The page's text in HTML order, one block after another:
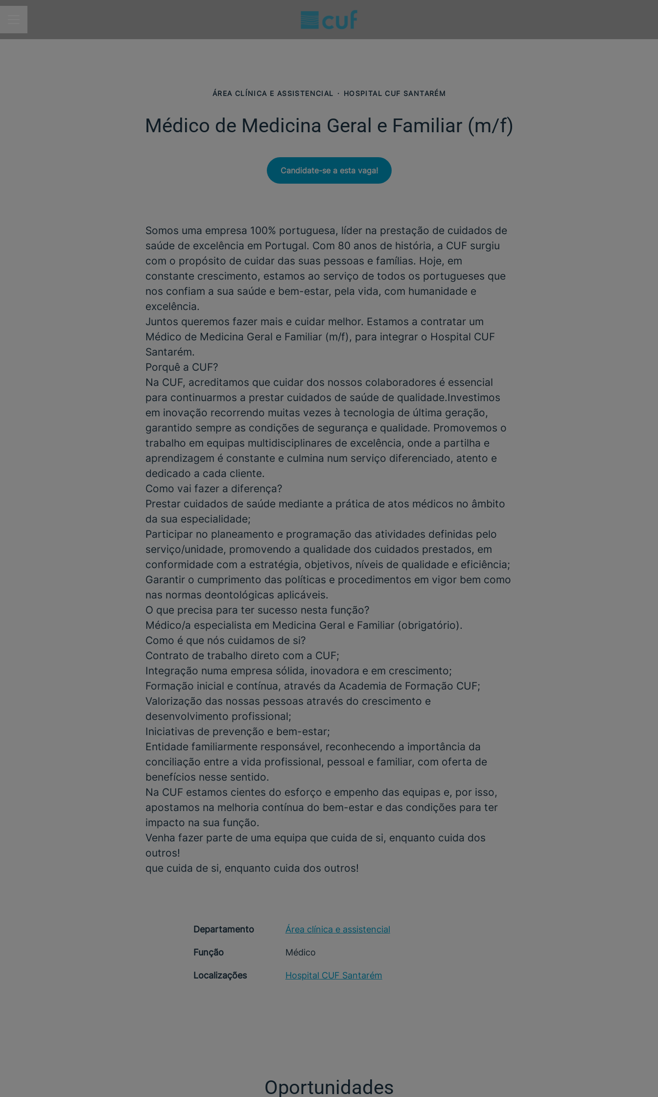
ÁREA CLÍNICA E ASSISTENCIAL · HOSPITAL CUF SANTARÉM
Médico de Medicina Geral e Familiar (m/f)
Candidate-se a esta vaga!
Somos uma empresa 100% portuguesa, líder na prestação de cuidados de
saúde de excelência em Portugal. Com 80 anos de história, a CUF surgiu
com o propósito de cuidar das suas pessoas e famílias. Hoje, em
constante crescimento, estamos ao serviço de todos os portugueses que
nos confiam a sua saúde e bem-estar, pela vida, com humanidade e
excelência.
Juntos queremos fazer mais e cuidar melhor. Estamos a contratar um
Médico de Medicina Geral e Familiar (m/f), para integrar o Hospital CUF
Santarém.
Porquê a CUF?
Na CUF, acreditamos que cuidar dos nossos colaboradores é essencial
para continuarmos a prestar cuidados de saúde de qualidade.Investimos
em inovação recorrendo muitas vezes à tecnologia de última geração,
garantido sempre as condições de segurança e qualidade. Promovemos o
trabalho em equipas multidisciplinares de excelência, onde a partilha e
aprendizagem é constante e culmina num serviço diferenciado, atento e
dedicado a cada cliente.
Como vai fazer a diferença?
Prestar cuidados de saúde mediante a prática de atos médicos no âmbito
da sua especialidade;
Participar no planeamento e programação das atividades definidas pelo
serviço/unidade, promovendo a qualidade dos cuidados prestados, em
conformidade com a estratégia, objetivos, níveis de qualidade e eficiência;
Garantir o cumprimento das políticas e procedimentos em vigor bem como
nas normas deontológicas aplicáveis.
O que precisa para ter sucesso nesta função?
Médico/a especialista em Medicina Geral e Familiar (obrigatório).
Como é que nós cuidamos de si?
Contrato de trabalho direto com a CUF;
Integração numa empresa sólida, inovadora e em crescimento;
Formação inicial e contínua, através da Academia de Formação CUF;
Valorização das nossas pessoas através do crescimento e
desenvolvimento profissional;
Iniciativas de prevenção e bem-estar;
Entidade familiarmente responsável, reconhecendo a importância da
conciliação entre a vida profissional, pessoal e familiar, com oferta de
benefícios nesse sentido.
Na CUF estamos cientes do esforço e empenho das equipas e, por isso,
apostamos na melhoria contínua do bem-estar e das condições para ter
impacto na sua função.
Venha fazer parte de uma equipa que cuida de si, enquanto cuida dos
outros!
que cuida de si, enquanto cuida dos outros!
Departamento Área clínica e assistencial
Função Médico
Localizações Hospital CUF Santarém
Oportunidades